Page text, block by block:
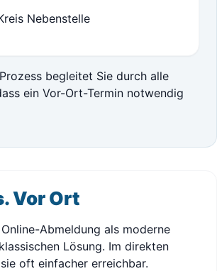
Nebenstelle
begleitet Sie durch alle
ein Vor-Ort-Termin notwendig
Vor Ort
Abmeldung als moderne
Lösung. Im direkten
oft einfacher erreichbar.